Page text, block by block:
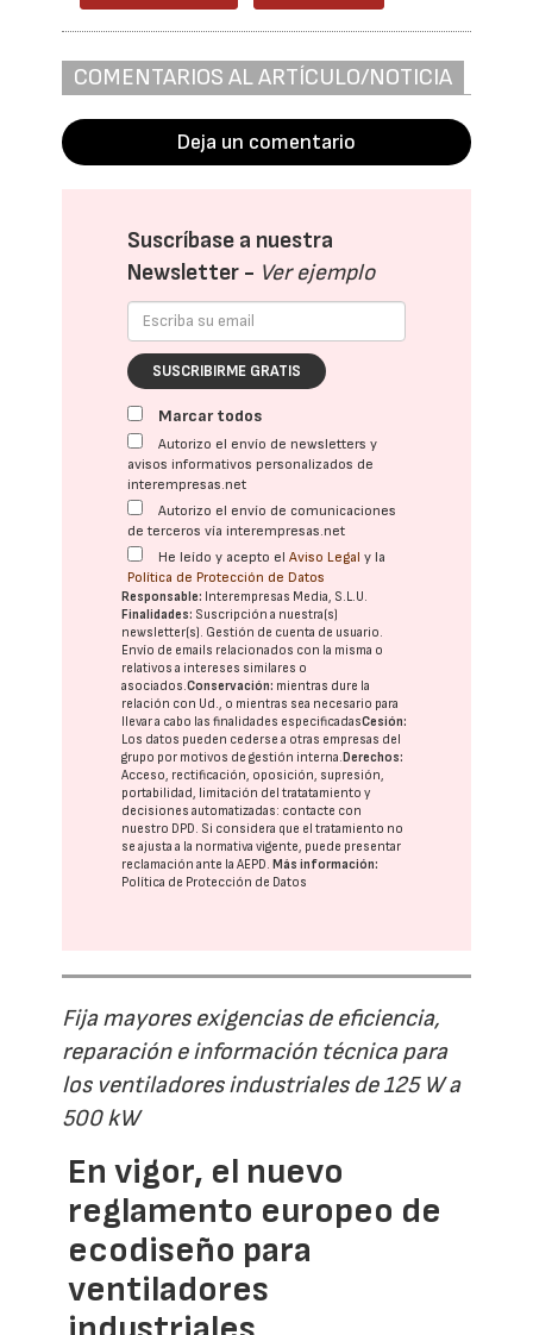
COMENTARIOS AL ARTÍCULO/NOTICIA
Deja un comentario
Suscríbase a nuestra
Newsletter - Ver ejemplo
SUSCRIBIRME GRATIS
Marcar todos
Autorizo el envío de newsletters y
avisos informativos personalizados de
interempresas.net
Autorizo el envío de comunicaciones
de terceros vía interempresas.net
He leído y acepto elAviso Legal y la
Política de Protección de Datos
Responsable: Interempresas Media, S.L.U.
Finalidades: Suscripción a nuestra(s)
newsletter(s). Gestión de cuenta de usuario.
Envío de emails relacionados con la misma o
relativos a intereses similares o
asociados.Conservación: mientras dure la
relación con Ud., o mientras sea necesario para
llevar a cabo las finalidades especificadasCesión:
Los datos pueden cederse a otras empresas del
grupo por motivos de gestión interna.Derechos:
Acceso, rectificación, oposición, supresión,
portabilidad, limitación del tratatamiento y
decisiones automatizadas: contacte con
nuestro DPD . Si considera que el tratamiento no
se ajusta a la normativa vigente, puede presentar
reclamación ante laAEPD .Más información:
Política de Protección de Datos
Fija mayores exigencias de eficiencia,
reparación e información técnica para
los ventiladores industriales de 125 W a
500 kW
En vigor, el nuevo
reglamento europeo de
ecodiseño para
ventiladores